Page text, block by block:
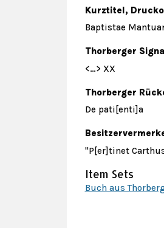
Kurztitel,
Baptistae
Thorberger
<…> XX
Thorberger
De pati[enti]a
"P[er]tinet
Item Sets
Buch aus